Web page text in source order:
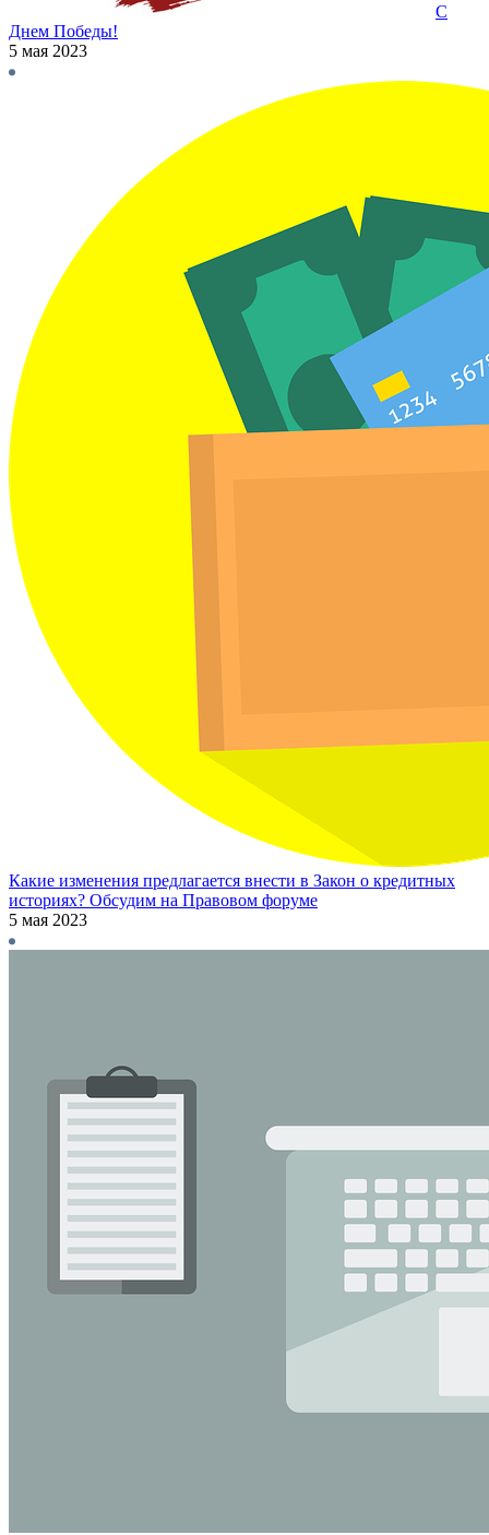
С
Днем Победы!
5 мая 2023
Какие изменения предлагается внести в Закон о кредитных
историях? Обсудим на Правовом форуме
5 мая 2023